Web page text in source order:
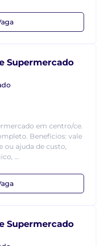
Supermercado
em centro/ce.
Benefícios: vale
ou ajuda de custo,
...
Supermercado